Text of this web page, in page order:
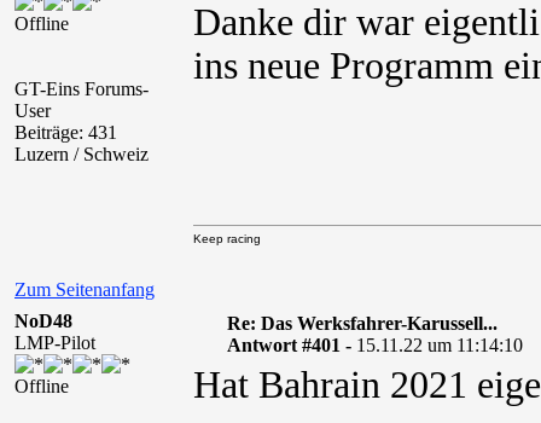
Offline
GT-Eins Forums-
User
Beiträge: 431
Luzern / Schweiz
Danke dir war
ins neue Programm
Zum Seitenanfang
Keep racing
NoD48
LMP-Pilot
Offline
Re: Das Werksfahrer-Karussell...
Antwort #401 - 15.11.22 um 11:14:10
Hat Bahrain 2021